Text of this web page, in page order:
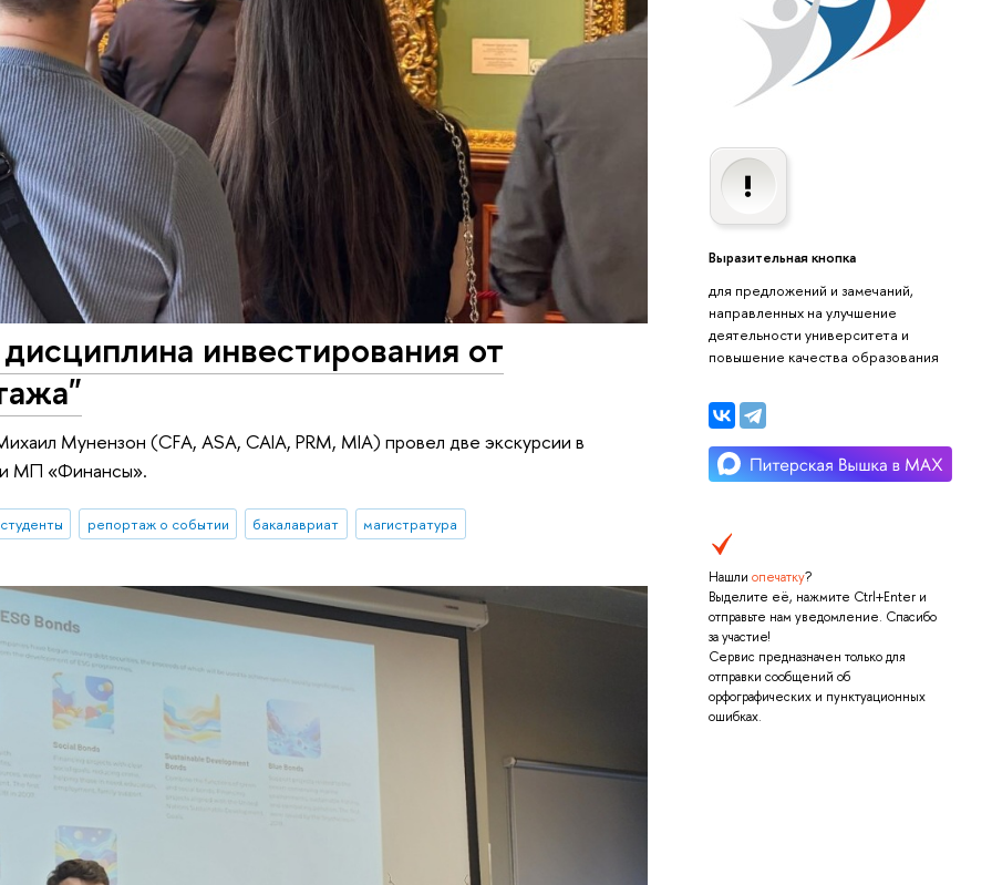
Выразительная кнопка
для предложений и замечаний,
направленных на улучшение
деятельности университета и
повышение качества образования
Нашли опечатку?
Выделите её, нажмите Ctrl+Enter и
отправьте нам уведомление. Спасибо
за участие!
Сервис предназначен только для
отправки сообщений об
орфографических и пунктуационных
ошибках.
инвестирования от
Мунензон (CFA, ASA, CAIA, PRM, MIA) провел две экскурсии в
и МП «Финансы».
студенты репортаж о событии бакалавриат магистратура